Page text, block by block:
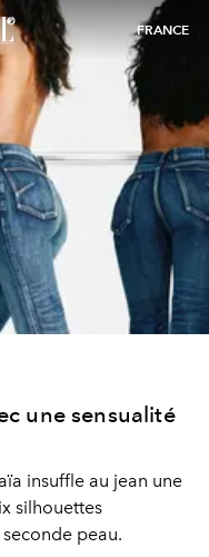
FRANCE
une sensualité
insuffle au jean une
silhouettes
peau.